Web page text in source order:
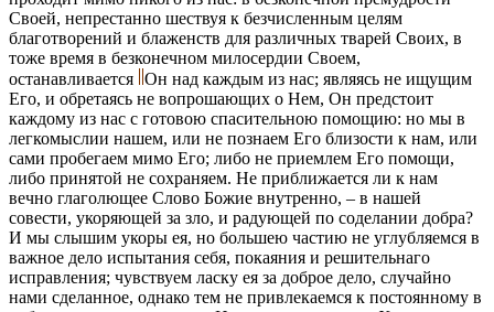
Своей, непрестанно шествуя к безчисленным целям
благотворений и блаженств для различных тварей Своих, в
тоже время в безконечном милосердии Своем,
останавливается Он над каждым из нас; являясь не ищущим
Его, и обретаясь не вопрошающих о Нем, Он предстоит
каждому из нас с готовою спасительною помощию: но мы в
легкомыслии нашем, или не познаем Его близости к нам, или
сами пробегаем мимо Его; либо не приемлем Его помощи,
либо принятой не сохраняем. Не приближается ли к нам
вечно глаголющее Слово Божие внутренно, – в нашей
совести, укоряющей за зло, и радующей по соделании добра?
И мы слышим укоры ея, но большею частию не углубляемся в
важное дело испытания себя, покаяния и решительнаго
исправления; чувствуем ласку ея за доброе дело, случайно
нами сделанное, однако тем не привлекаемся к постоянному в